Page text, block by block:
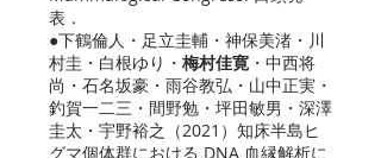
表．
●下鶴倫人・足立圭輔・神保美渚・川
村圭・白根ゆり・ 梅村佳寛 ・中西将
尚・石名坂豪・雨谷教弘・山中正実・
釣賀一二三・間野勉・坪田敏男・深澤
圭太・宇野裕之（2021）知床半島ヒ
グマ個体群における DNA 血縁解析に